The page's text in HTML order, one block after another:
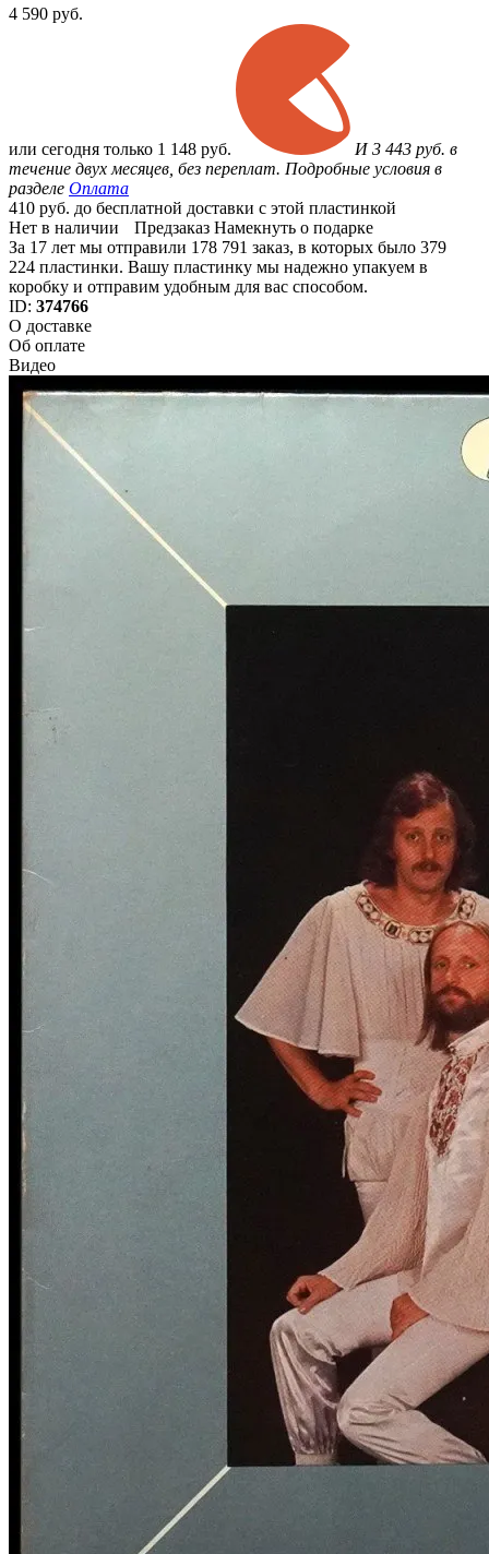
4 590 руб.
или сегодня только 1 148 руб.
И 3 443 руб. в
течение двух месяцев, без переплат. Подробные условия в
разделе Оплата
410 руб. до бесплатной доставки с этой пластинкой
Нет в наличии
Предзаказ Намекнуть о подарке
За 17 лет мы отправили 178 791 заказ, в которых было 379
224 пластинки. Вашу пластинку мы надежно упакуем в
коробку и отправим удобным для вас способом.
ID: 374766
О доставке
Об оплате
Видео